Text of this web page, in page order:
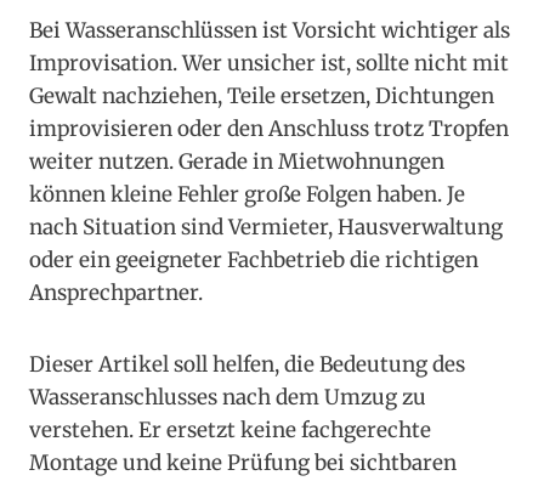
Bei Wasseranschlüssen ist Vorsicht wichtiger als
Improvisation. Wer unsicher ist, sollte nicht mit
Gewalt nachziehen, Teile ersetzen, Dichtungen
improvisieren oder den Anschluss trotz Tropfen
weiter nutzen. Gerade in Mietwohnungen
können kleine Fehler große Folgen haben. Je
nach Situation sind Vermieter, Hausverwaltung
oder ein geeigneter Fachbetrieb die richtigen
Ansprechpartner.
Dieser Artikel soll helfen, die Bedeutung des
Wasseranschlusses nach dem Umzug zu
verstehen. Er ersetzt keine fachgerechte
Montage und keine Prüfung bei sichtbaren